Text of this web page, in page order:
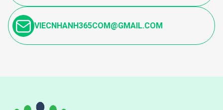
VIECNHANH365COM@GMAIL.COM